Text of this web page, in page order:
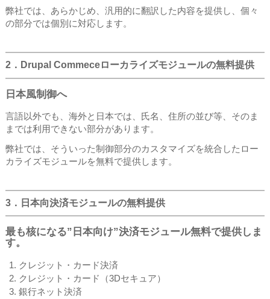
弊社では、あらかじめ、汎用的に翻訳した内容を提供し、個々
の部分では個別に対応します。
2．Drupal Commeceローカライズモジュールの無料提供
日本風制御へ
言語以外でも、海外と日本では、氏名、住所の並び等、そのま
までは利用できない部分があります。
弊社では、そういった制御部分のカスタマイズを統合したロー
カライズモジュールを無料で提供します。
3．日本向決済モジュールの無料提供
最も核になる”日本向け”決済モジュール無料で提供しま
す。
クレジット・カード決済
クレジット・カード（3Dセキュア）
銀行ネット決済